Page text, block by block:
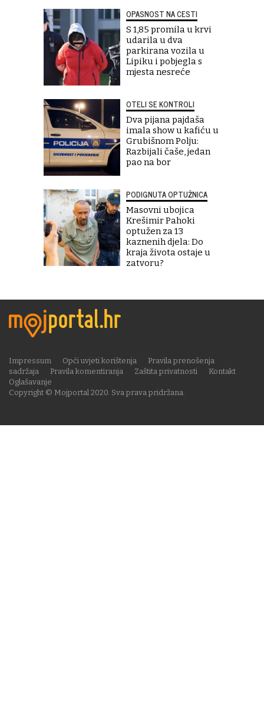
OPASNOST NA CESTI
S 1,85 promila u krvi
udarila u dva
parkirana vozila u
Lipiku i pobjegla s
mjesta nesreće
OTELI SE KONTROLI
Dva pijana pajdaša
imala show u kafiću u
Grubišnom Polju:
Razbijali čaše, jedan
pao na bor
PODIGNUTA OPTUŽNICA
Masovni ubojica
Krešimir Pahoki
optužen za 13
kaznenih djela: Do
kraja života ostaje u
zatvoru?
Copyright © Mojportal 2020. Sva prava pridržana.
Impressum Opći uvjeti korištenja
Pravila prenošenja
sadržaja
Pravila komentiranja Zaštita privatnosti
Kontakt
Oglašavanje